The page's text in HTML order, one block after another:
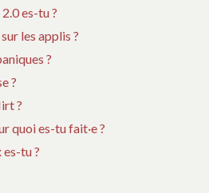
es-tu ?
les applis ?
?
?
?
quoi es-tu fait·e ?
tu ?